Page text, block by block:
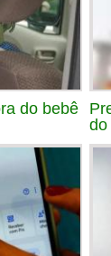
do bebê